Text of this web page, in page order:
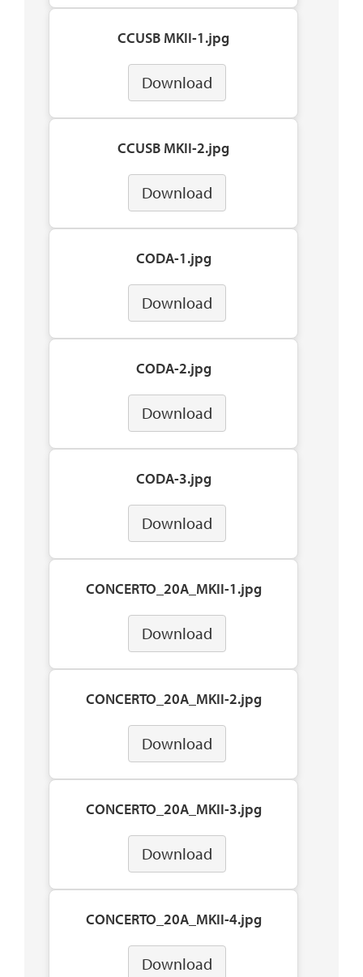
CCUSB MKII-1.jpg
Download
CCUSB MKII-2.jpg
Download
CODA-1.jpg
Download
CODA-2.jpg
Download
CODA-3.jpg
Download
CONCERTO_20A_MKII-1.jpg
Download
CONCERTO_20A_MKII-2.jpg
Download
CONCERTO_20A_MKII-3.jpg
Download
CONCERTO_20A_MKII-4.jpg
Download